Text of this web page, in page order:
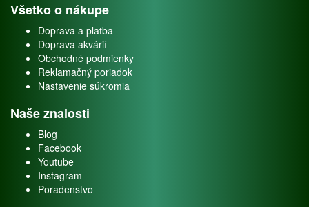
Všetko o nákupe
Doprava a platba
Doprava akvárií
Obchodné podmienky
Reklamačný poriadok
Nastavenie súkromia
Naše znalosti
Blog
Facebook
Youtube
Instagram
Poradenstvo